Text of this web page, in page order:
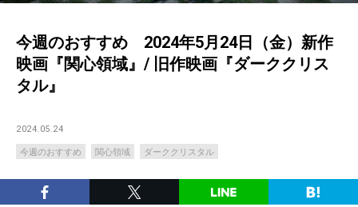
今週のおすすめ 2024年5月24日（金）新作
映画『関心領域』/ 旧作映画『ダーククリス
タル』
2024.05.24
今週のおすすめ 関心領域 ダーククリスタル